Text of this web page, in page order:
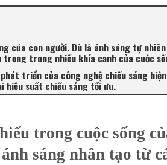
của con người. Dù là ánh sáng tự
trong nhiều khía cạnh của cuộc
triển của công nghệ chiếu sáng
hiệu suất chiếu sáng tối ưu.
trong cuộc sống
sáng nhân tạo từ